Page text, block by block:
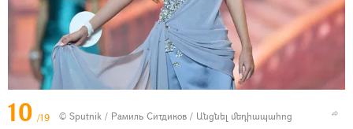
10 /19 © Sputnik / Рамиль Ситдиков / Անցնել մեդիապահոց